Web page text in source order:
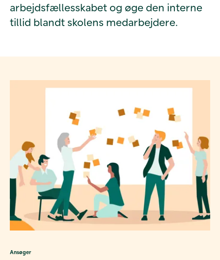
arbejdsfællesskabet og øge den interne
tillid blandt skolens medarbejdere.
Ansøger